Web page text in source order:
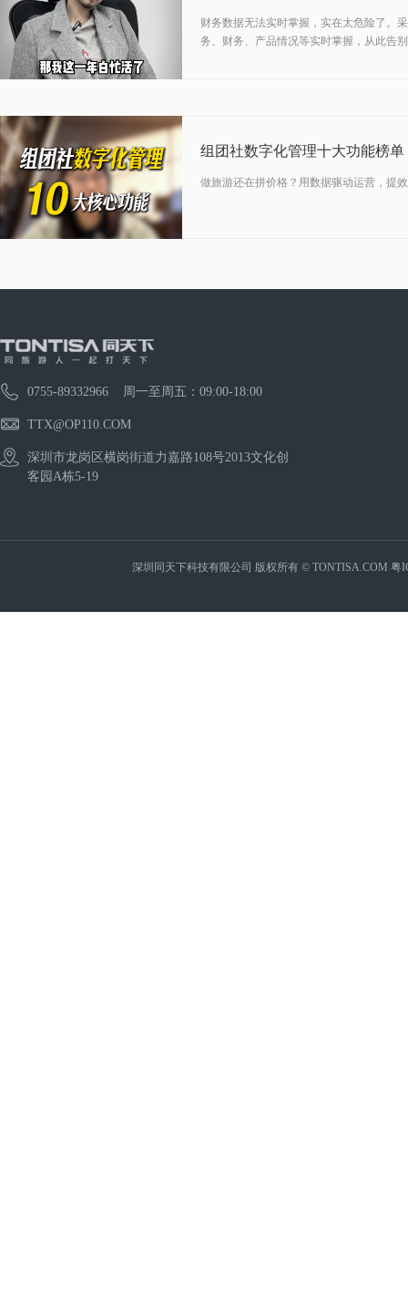
财务数据无法实时掌握，实在太危险了。
务、财务、产品情况等实时掌握，从此告
02-10
2026
组团社数字化管理十大功能榜单
做旅游还在拼价格？用数据驱动运营，提
0755-89332966 周一至周五：09:00-18:00
TTX@OP110.COM
深圳市龙岗区横岗街道力嘉路108号2013文化创
客园A栋5-19
深圳同天下科技有限公司 版权所有 © TONTISA.COM 粤